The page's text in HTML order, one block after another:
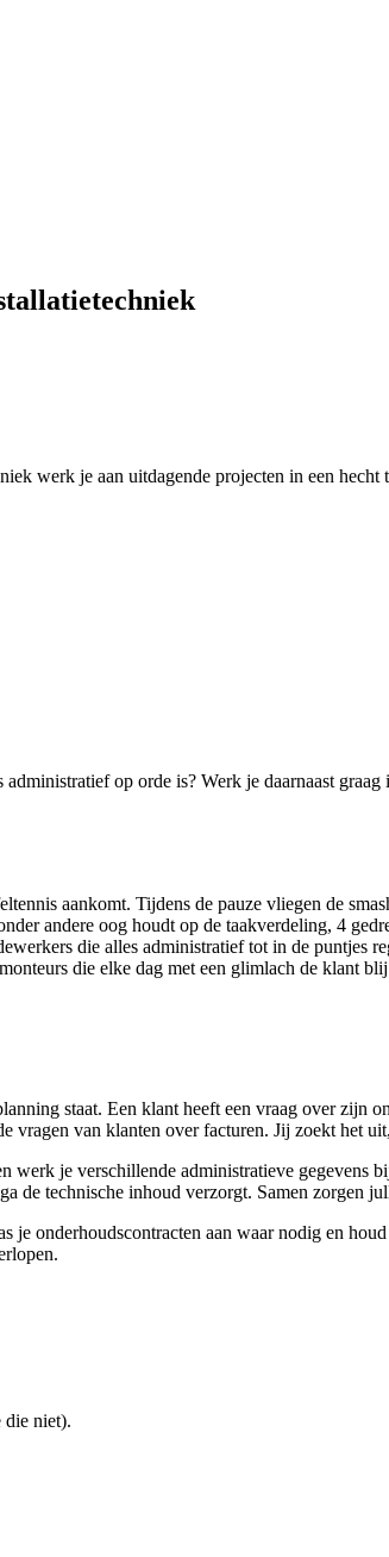
werk je aan uitdagende projecten in een hecht
op orde is? Werk je daarnaast
aankomt. Tijdens de pauze vliegen de
andere oog houdt op de taakverdeling, 4
die alles administratief tot in de puntjes
die elke dag met een glimlach de klant
staat. Een klant heeft een vraag over zijn
van klanten over facturen. Jij zoekt het
je verschillende administratieve gegevens
technische inhoud verzorgt. Samen zorgen
onderhoudscontracten aan waar nodig en
die niet).